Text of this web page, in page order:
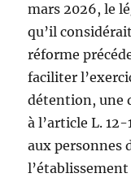
mars 2026, le
qu’il
réforme
faciliter
détention, une
à l’article L.
aux personnes